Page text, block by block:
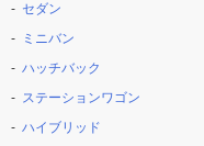
セダン
ミニバン
ハッチバック
ステーションワゴン
ハイブリッド